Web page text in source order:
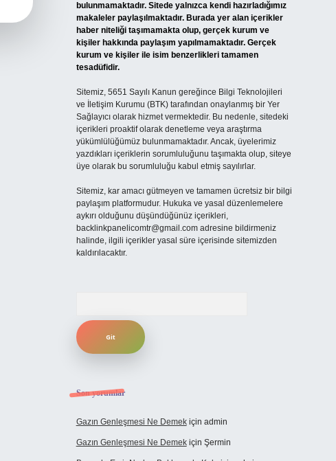
bulunmamaktadır. Sitede yalnızca kendi hazırladığımız
makaleler paylaşılmaktadır. Burada yer alan içerikler
haber niteliği taşımamakta olup, gerçek kurum ve
kişiler hakkında paylaşım yapılmamaktadır. Gerçek
kurum ve kişiler ile isim benzerlikleri tamamen
tesadüfidir.
Sitemiz, 5651 Sayılı Kanun gereğince Bilgi Teknolojileri
ve İletişim Kurumu (BTK) tarafından onaylanmış bir Yer
Sağlayıcı olarak hizmet vermektedir. Bu nedenle, sitedeki
içerikleri proaktif olarak denetleme veya araştırma
yükümlülüğümüz bulunmamaktadır. Ancak, üyelerimiz
yazdıkları içeriklerin sorumluluğunu taşımakta olup, siteye
üye olarak bu sorumluluğu kabul etmiş sayılırlar.
Sitemiz, kar amacı gütmeyen ve tamamen ücretsiz bir bilgi
paylaşım platformudur. Hukuka ve yasal düzenlemelere
aykırı olduğunu düşündüğünüz içerikleri,
backlinkpanelicomtr@gmail.comadresine bildirmeniz
halinde, ilgili içerikler yasal süre içerisinde sitemizden
kaldırılacaktır.
Son yorumlar
Gazın Genleşmesi Ne Demekiçin admin
Gazın Genleşmesi Ne Demekiçin Şermin